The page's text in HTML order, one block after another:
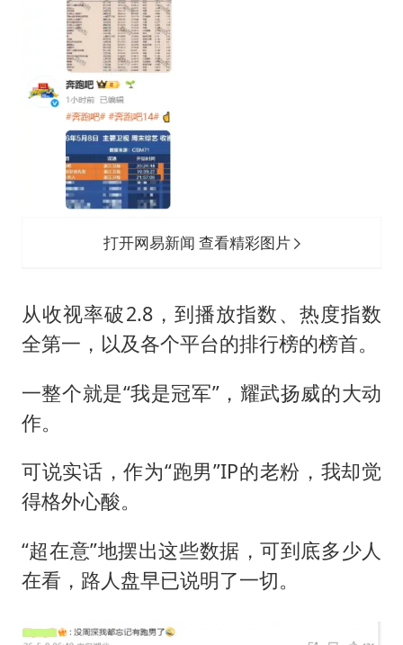
打开网易新闻 查看精彩图片
从收视率破2.8，到播放指数、热度指数
全第一，以及各个平台的排行榜的榜首。
一整个就是“我是冠军”，耀武扬威的大动
作。
可说实话，作为“跑男”IP的老粉，我却觉
得格外心酸。
“超在意”地摆出这些数据，可到底多少人
在看，路人盘早已说明了一切。